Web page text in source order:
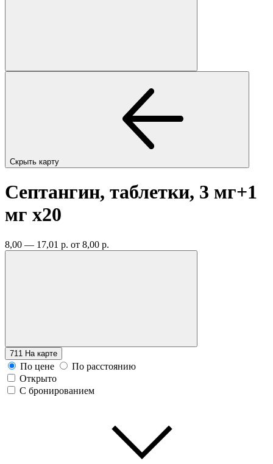
Скрыть карту
Септангин, таблетки, 3 мг+1
мг x20
8,00 — 17,01 р. от 8,00 р.
711 На карте
По цене
По расстоянию
Открыто
С бронированием